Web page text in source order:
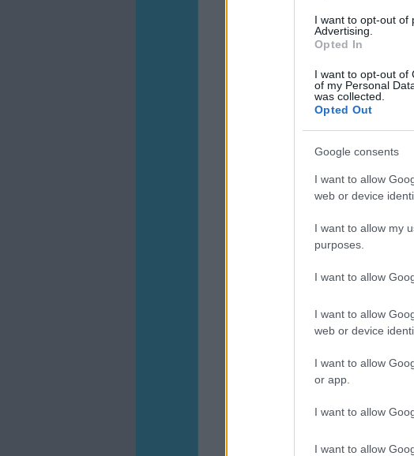
I want to opt-out of
Advertising.
Opted In
I want to opt-out of
of my Personal
was collected.
Opted Out
Google consents
I want to allow
web or device
I want to allow my
purposes.
I want to allow
I want to allow
web or device
I want to allow
or app.
I want to allow
I want to allow